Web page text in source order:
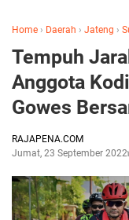
Home › Daerah › Jateng ›
Tempuh
Anggota
Gowes
RAJAPENA.COM
Jumat, 23 September 2022